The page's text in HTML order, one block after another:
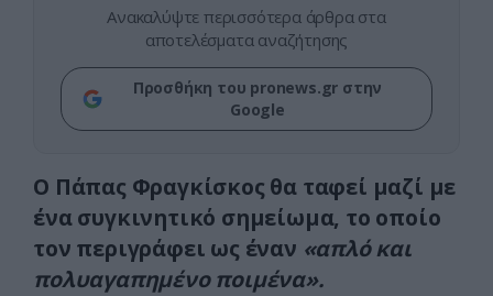
Ανακαλύψτε περισσότερα άρθρα στα
αποτελέσματα αναζήτησης
Προσθήκη του pronews.gr στην
Google
Ο Πάπας Φραγκίσκος θα ταφεί μαζί με
ένα συγκινητικό σημείωμα, το οποίο
τον περιγράφει ως έναν «απλό και
πολυαγαπημένο ποιμένα».